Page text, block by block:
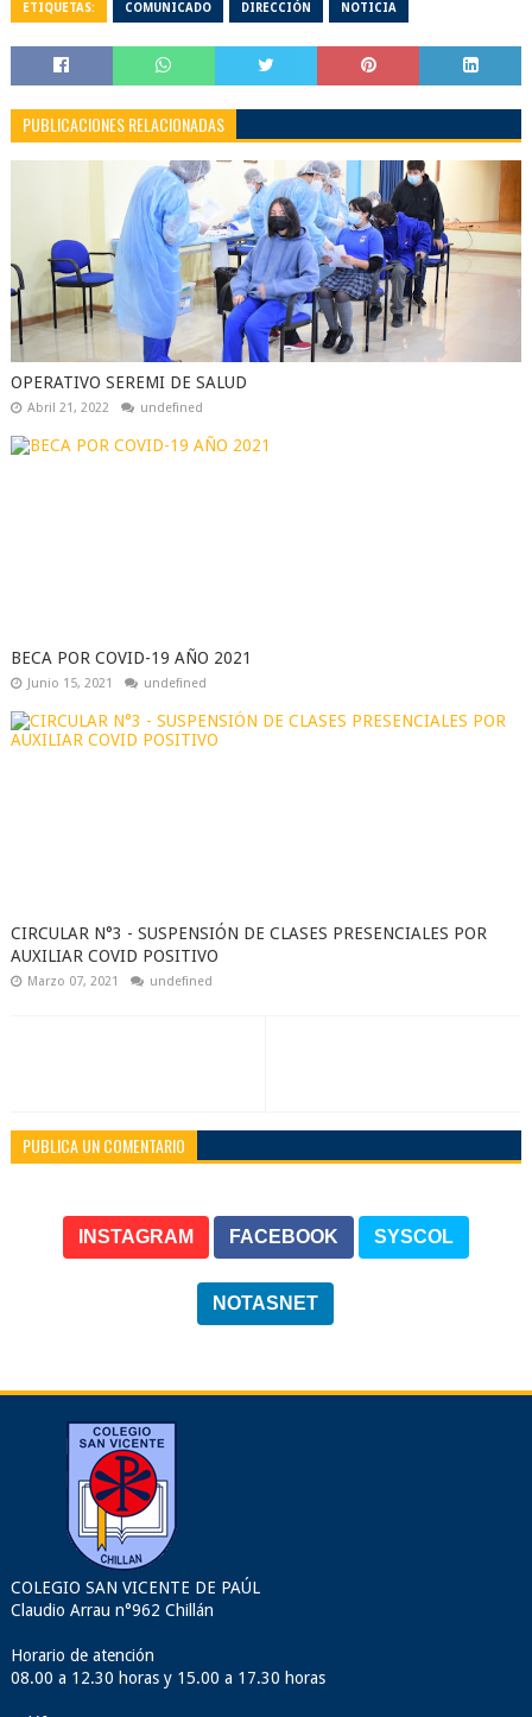
ETIQUETAS: COMUNICADO DIRECCIÓN NOTICIA
PUBLICACIONES RELACIONADAS
OPERATIVO SEREMI DE SALUD
Abril 21, 2022 undefined
BECA POR COVID-19 AÑO 2021
Junio 15, 2021 undefined
CIRCULAR N°3 - SUSPENSIÓN DE CLASES PRESENCIALES POR
AUXILIAR COVID POSITIVO
Marzo 07, 2021 undefined
PUBLICA UN COMENTARIO
INSTAGRAM FACEBOOK SYSCOL
NOTASNET
COLEGIO SAN VICENTE DE PAÚL
Claudio Arrau n°962 Chillán
Horario de atención
08.00 a 12.30 horas y 15.00 a 17.30 horas